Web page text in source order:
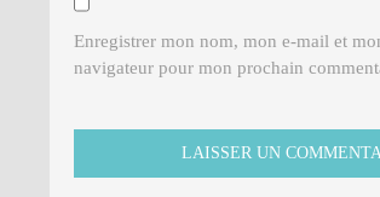
Enregistrer mon nom, mon e-mail et
navigateur pour mon prochain